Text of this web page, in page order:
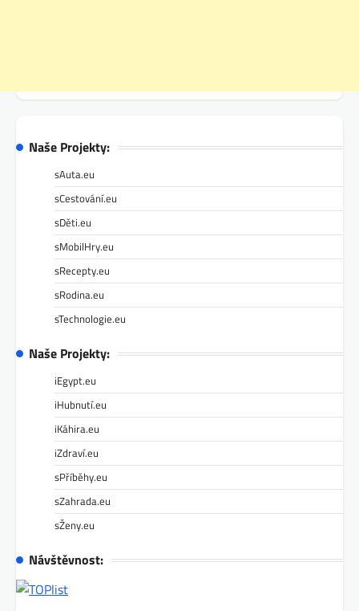
Naše Projekty:
sAuta.eu
sCestování.eu
sDěti.eu
sMobilHry.eu
sRecepty.eu
sRodina.eu
sTechnologie.eu
Naše Projekty:
iEgypt.eu
iHubnutí.eu
iKáhira.eu
iZdraví.eu
sPříběhy.eu
sZahrada.eu
sŽeny.eu
Návštěvnost: